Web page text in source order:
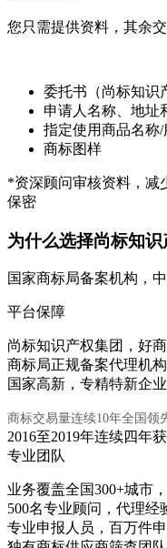
您只需提供资料，其余
委托书（尚标知识
申请人名称、地址
指定使用商品名称/
商标图样
*资深顾问审核资料，减
保密
为什么选择尚标知识
国家商标局备案机构，
平台保障
尚标知识产权集团，好
商标局正规备案代理机
国家高新，专精特新企业
商标交易量连续10年全国领
2016至2019年连续四年
专业团队
业务覆盖全国300+城市
500名专业顾问，代理经
专业申报人员，百万件